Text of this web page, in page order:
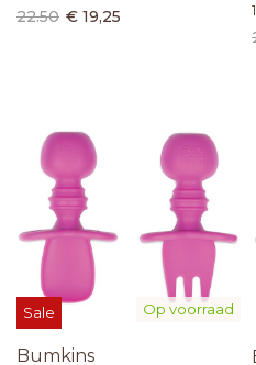
silicone
22.50 € 19,25
Op voorraad
Sale
Bumkins